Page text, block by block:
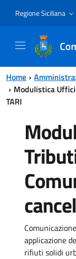
Regione Siciliana
Home
Modulistica
TARI
applicazione
rifiuti solidi